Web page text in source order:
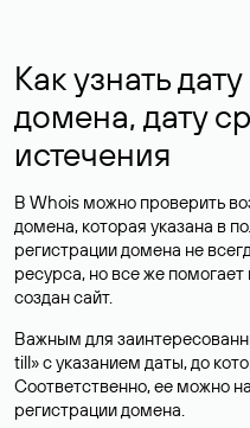
Как узнать
домена, дату
истечения
В Whois можно проверить
домена, которая указана в
регистрации домена не
ресурса, но все же
создан сайт.
Важным для
till» с указанием даты, до
Соответственно, ее можно
регистрации домена.